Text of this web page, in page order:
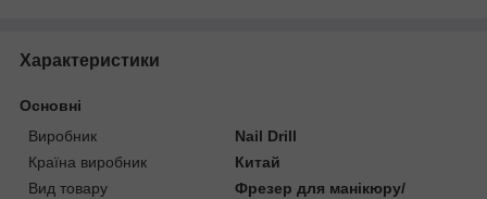
Характеристики
Основні
Виробник
Nail Drill
Країна виробник
Китай
Вид товару
Фрезер для манікюру/